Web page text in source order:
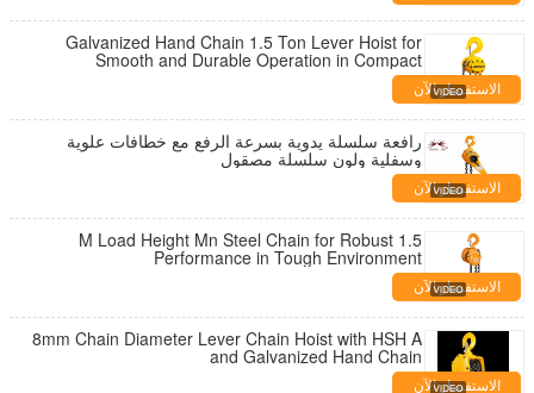
Galvanized Hand Chain 1.5 Ton Lever Hoist for
Smooth and Durable Operation in Compact
30x20x10cm Package Sizeالاستفسار الآن
رافعة سلسلة يدوية بسرعة الرفع مع خطافات علوية
وسفلية ولون سلسلة مصقول
الاستفسار الآن
1.5 M Load Height Mn Steel Chain for Robust
Performance in Tough Environment
الاستفسار الآن
8mm Chain Diameter Lever Chain Hoist with HSH A
and Galvanized Hand Chain
الاستفسار الآن